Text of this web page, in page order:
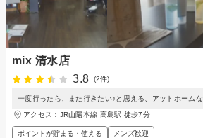
mix 清水店
3.8
(2件)
一度行ったら、また行きたい♪と思える、アットホーム
アクセス：JR山陽本線 高島駅 徒歩7分
ポイントが貯まる・使える メンズ歓迎